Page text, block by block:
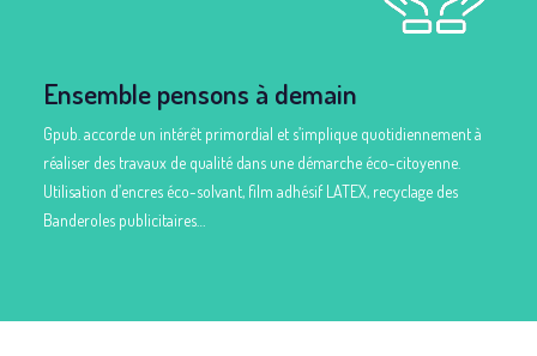
Ensemble pensons à demain
Gpub. accorde un intérêt primordial et s’implique quotidiennement à
réaliser des travaux de qualité dans une démarche éco-citoyenne.
Utilisation d’encres éco-solvant, film adhésif LATEX, recyclage des
Banderoles publicitaires…